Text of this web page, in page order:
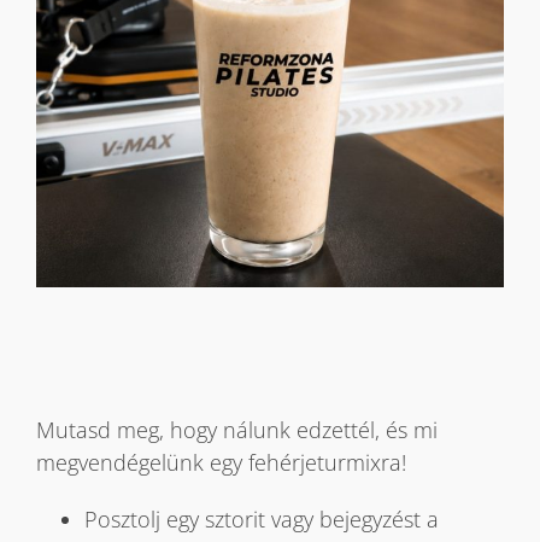
Mutasd meg, hogy nálunk edzettél, és mi
megvendégelünk egy fehérjeturmixra!
Posztolj egy sztorit vagy bejegyzést a